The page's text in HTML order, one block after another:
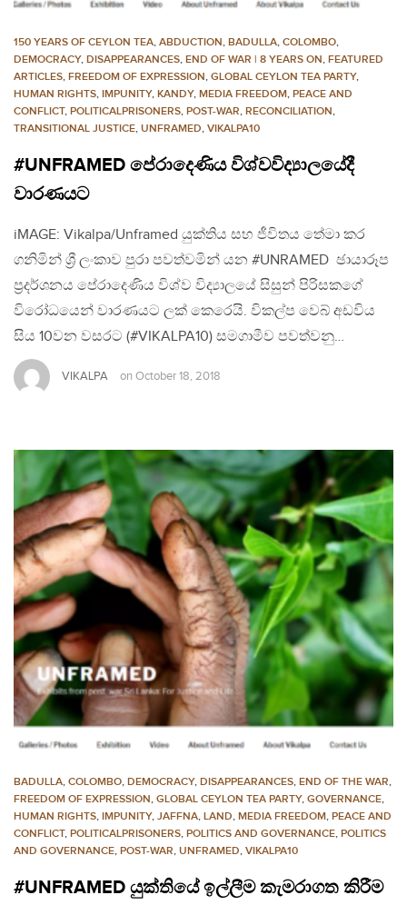
150 YEARS OF CEYLON TEA, ABDUCTION, BADULLA, COLOMBO,
DEMOCRACY, DISAPPEARANCES, END OF WAR | 8 YEARS ON, FEATURED
ARTICLES, FREEDOM OF EXPRESSION, GLOBAL CEYLON TEA PARTY,
HUMAN RIGHTS, IMPUNITY, KANDY, MEDIA FREEDOM, PEACE AND
CONFLICT, POLITICALPRISONERS, POST-WAR, RECONCILIATION,
TRANSITIONAL JUSTICE, UNFRAMED, VIKALPA10
#UNFRAMED පේරාදෙණිය විශ්වවිද්‍යාලයේදී
වාරණයට
iMAGE: Vikalpa/Unframed යුක්තිය සහ ජීවිතය තේමා කර
ගනිමින් ශ්‍රී ලංකාව පුරා පවත්වමින් යන #UNRAMED ඡායාරූප
ප්‍රදර්ශනය පේරාදෙණිය විශ්ව විද්‍යාලයේ සිසුන් පිරිසකගේ
විරෝධයෙන් වාරණයට ලක් කෙරෙයි. විකල්ප වෙබ් අඩවිය
සිය 10වන වසරට (#VIKALPA10) සමගාමීව පවත්වනු…
VIKALPA on October 18, 2018
BADULLA, COLOMBO, DEMOCRACY, DISAPPEARANCES, END OF THE WAR,
FREEDOM OF EXPRESSION, GLOBAL CEYLON TEA PARTY, GOVERNANCE,
HUMAN RIGHTS, IMPUNITY, JAFFNA, LAND, MEDIA FREEDOM, PEACE AND
CONFLICT, POLITICALPRISONERS, POLITICS AND GOVERNANCE, POLITICS
AND GOVERNANCE, POST-WAR, UNFRAMED, VIKALPA10
#UNFRAMED යුක්තියේ ඉල්ලීම කැමරාගත කිරීම